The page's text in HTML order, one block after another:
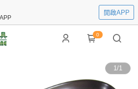
開啟APP
0
1/1